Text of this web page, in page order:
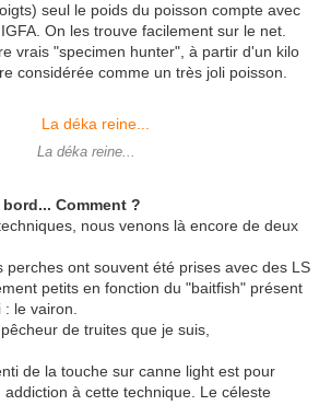
seul le poids du poisson compte avec
On les trouve facilement sur le net.
vrais "specimen hunter", à partir d'un kilo
considérée comme un très joli poisson.
La déka reine...
Comment ?
nous venons là encore de deux
perches ont souvent été prises avec des LS
petits en fonction du "baitfish" présent
le vairon.
de truites que je suis,
de la touche sur canne light est pour
à cette technique. Le céleste